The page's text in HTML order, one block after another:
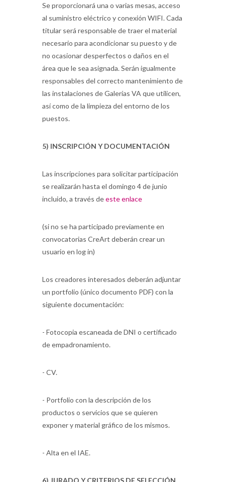
Se proporcionará una o varias mesas, acceso
al suministro eléctrico y conexión WIFI. Cada
titular será responsable de traer el material
necesario para acondicionar su puesto y de
no ocasionar desperfectos o daños en el
área que le sea asignada. Serán igualmente
responsables del correcto mantenimiento de
las instalaciones de Galerías VA que utilicen,
así como de la limpieza del entorno de los
puestos.
5) INSCRIPCIÓN Y DOCUMENTACIÓN
Las inscripciones para solicitar participación
se realizarán hasta el domingo 4 de junio
incluido, a través deeste enlace
(si no se ha participado previamente en
convocatorias CreArt deberán crear un
usuario en log in)
Los creadores interesados deberán adjuntar
un portfolio (único documento PDF) con la
siguiente documentación:
- Fotocopia escaneada de DNI o certificado
de empadronamiento.
- CV.
- Portfolio con la descripción de los
productos o servicios que se quieren
exponer y material gráfico de los mismos.
- Alta en el IAE.
6) JURADO Y CRITERIOS DE SELECCIÓN